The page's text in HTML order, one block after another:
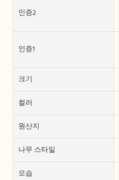
인증2
인증1
크기
컬러
원산지
나무 스타일
모습